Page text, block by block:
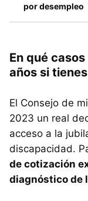
por desempleo
En qué
años si
El Consejo de
2023 un real
acceso a la
discapacidad.
de cotización
diagnóstico de